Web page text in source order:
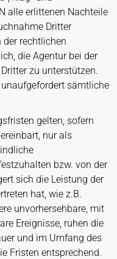
alle erlittenen Nachteile
Dritter
der rechtlichen
die Agentur bei der
zu unterstützen.
sämtliche
gelten, sofern
nur als
bzw. von der
sich die Leistung der
hat, wie z.B.
unvorhersehbare, mit
Ereignisse, ruhen die
und im Umfang des
Fristen entsprechend.